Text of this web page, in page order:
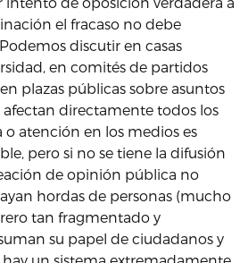
el fracaso no debe
discutir en casas
en comités de partidos
plazas públicas sobre asuntos
afectan directamente todos los
o atención en los medios es
pero si no se tiene la difusión
de opinión pública no
hordas de personas (mucho
tan fragmentado y
su papel de ciudadanos y